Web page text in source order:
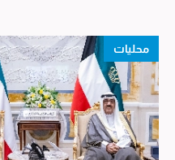
محليات